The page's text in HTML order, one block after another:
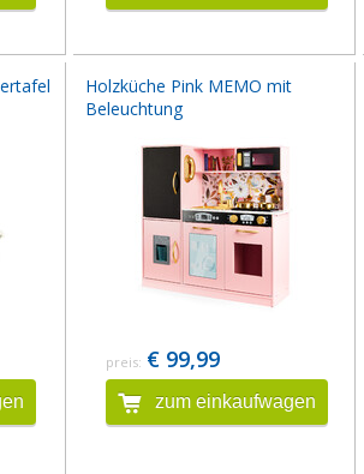
Holzküche Pink MEMO mit
Beleuchtung
preis: € 99,99
zum einkaufwagen